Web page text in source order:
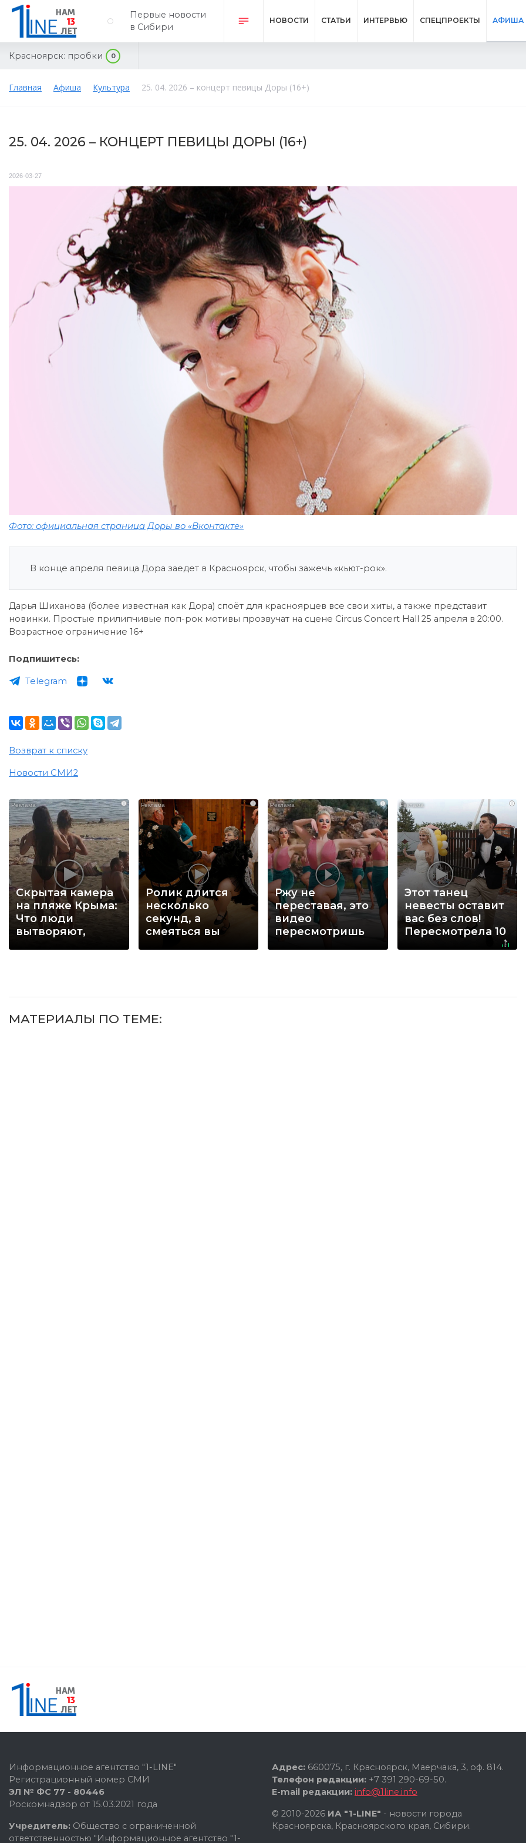
Первые новости
в Сибири
НОВОСТИ СТАТЬИ ИНТЕРВЬЮ СПЕЦПРОЕКТЫ АФИША
Красноярск: пробки 0
Главная Афиша Культура 25. 04. 2026 – концерт певицы Доры (16+)
25. 04. 2026 – КОНЦЕРТ ПЕВИЦЫ ДОРЫ (16+)
2026-03-27
Фото: официальная страница Доры во «Вконтакте»
В конце апреля певица Дора заедет в Красноярск, чтобы зажечь «кьют-рок».
Дарья Шиханова (более известная как Дора) споёт для красноярцев все свои хиты, а также представит
новинки. Простые прилипчивые поп-рок мотивы прозвучат на сцене Circus Concert Hall 25 апреля в 20:00.
Возрастное ограничение 16+
Подпишитесь:
Telegram
Возврат к списку
Новости СМИ2
i
Скрытая камера
на пляже Крыма:
Что люди
вытворяют,
i
Ролик длится
несколько
секунд, а
смеяться вы
i
Ржу не
переставая, это
видео
пересмотришь
i
Этот танец
невесты оставит
вас без слов!
Пересмотрела 10
МАТЕРИАЛЫ ПО ТЕМЕ:
Информационное агентство "1-LINE"
Регистрационный номер СМИ
ЭЛ № ФС 77 - 80446
Роскомнадзор от 15.03.2021 года
Учредитель: Общество с ограниченной
ответственностью "Информационное агентство "1-
Адрес: 660075, г. Красноярск, Маерчака, 3, оф. 814.
Телефон редакции: +7 391 290-69-50.
E-mail редакции: info@1line.info
© 2010-2026 ИА "1-LINE" - новости города
Красноярска, Красноярского края, Сибири.